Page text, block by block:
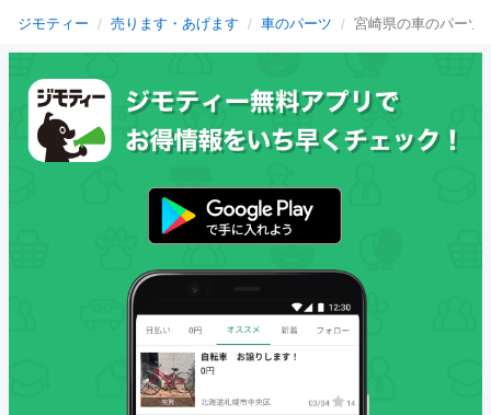
ジモティー 売ります・あげます 車のパーツ 宮崎県の車のパーツ